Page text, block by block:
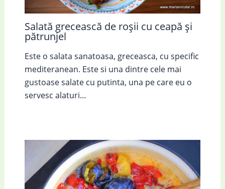
Salată grecească de roșii cu ceapă și
pătrunjel
Este o salata sanatoasa, greceasca, cu specific
mediteranean. Este si una dintre cele mai
gustoase salate cu putinta, una pe care eu o
servesc alaturi…